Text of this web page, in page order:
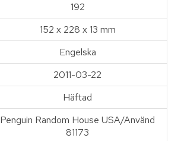
192
152 x 228 x 13 mm
Engelska
2011-03-22
Häftad
Penguin Random House USA/Använd
81173